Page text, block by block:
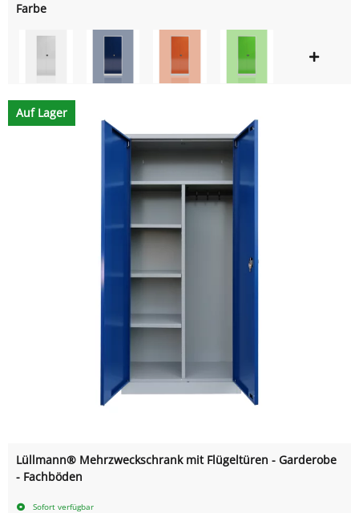
Farbe
Auf Lager
Lüllmann® Mehrzweckschrank mit Flügeltüren - Garderobe
- Fachböden
Sofort verfügbar